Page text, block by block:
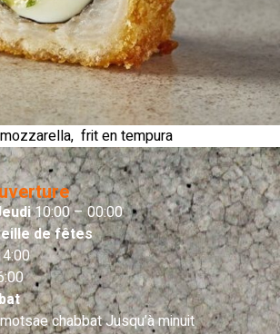
frit en tempura
10:00 – 00:00
de fêtes
chabbat Jusqu’à minuit